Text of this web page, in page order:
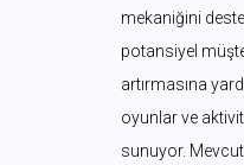
mekaniğini
potansiyel
artırmasına
oyunlar ve
sunuyor.